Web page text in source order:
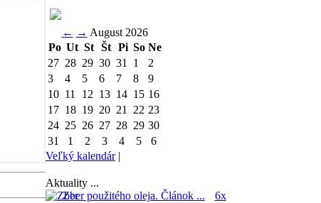
← → August 2026
Po Ut St Št Pi So Ne
27 28 29 30 31 1
2
3
4 5 6 7 8
9
10 11 12 13 14 15 16
17 18 19 20 21 22 23
24 25 26 27 28 29 30
31
1 2 3 4 5
6
Veľký kalendár|
Aktuality ...
Zber použitého oleja. Článok ... 6x